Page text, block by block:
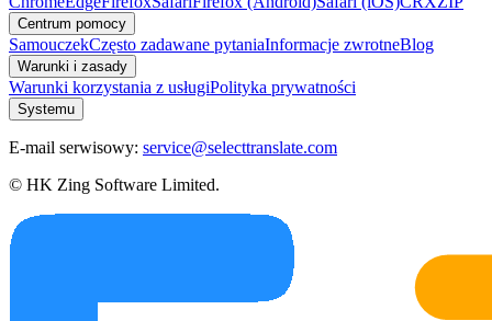
Centrum pomocy
SamouczekCzęsto zadawane pytaniaInformacje zwrotneBlog
Warunki i zasady
Warunki korzystania z usługiPolityka prywatności
Systemu
E-mail serwisowy: service@selecttranslate.com
© HK Zing Software Limited.